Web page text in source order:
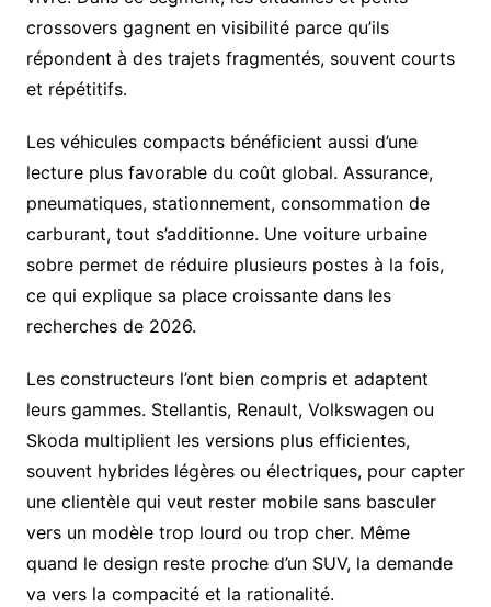
crossovers gagnent en visibilité parce qu’ils
répondent à des trajets fragmentés, souvent courts
et répétitifs.
Les véhicules compacts bénéficient aussi d’une
lecture plus favorable du coût global. Assurance,
pneumatiques, stationnement, consommation de
carburant, tout s’additionne. Une voiture urbaine
sobre permet de réduire plusieurs postes à la fois,
ce qui explique sa place croissante dans les
recherches de 2026.
Les constructeurs l’ont bien compris et adaptent
leurs gammes. Stellantis, Renault, Volkswagen ou
Skoda multiplient les versions plus efficientes,
souvent hybrides légères ou électriques, pour capter
une clientèle qui veut rester mobile sans basculer
vers un modèle trop lourd ou trop cher. Même
quand le design reste proche d’un SUV, la demande
va vers la compacité et la rationalité.